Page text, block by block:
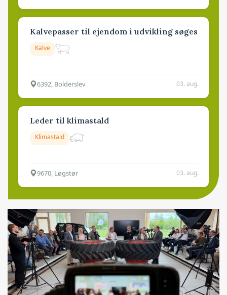
Kalvepasser til ejendom i udvikling søges
Kalve
6392, Bolderslev 03. aug.
Leder til klimastald
Klimastald
9670, Løgstør 03. aug.